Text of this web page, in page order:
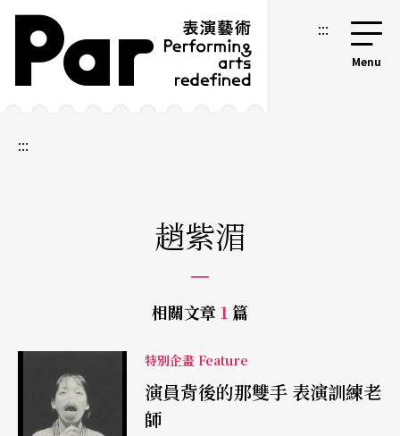
跳到主要內容區塊
網站導覽 :::
:::
趙紫湄
相關文章 1 篇
特別企畫 Feature
演員背後的那雙手 表演訓練老
師